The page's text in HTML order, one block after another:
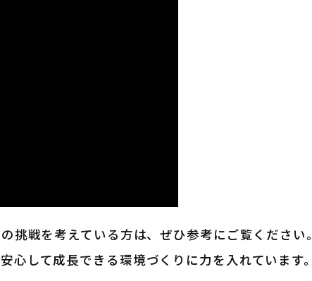
挑戦を考えている方は、ぜひ参考にご覧ください。
心して成長できる環境づくりに力を入れています。